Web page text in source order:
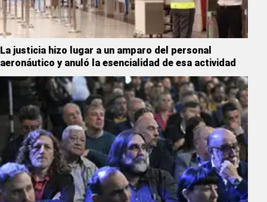
La justicia hizo lugar a un amparo del personal
aeronáutico y anuló la esencialidad de esa actividad